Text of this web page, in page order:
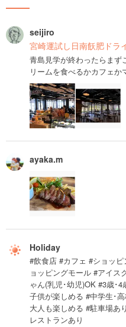
seijiro
宮崎運試し日南飫肥ドラ
青島見学が終わったらまず
リームを食べるかカフェか
ayaka.m
Holiday
#飲食店 #カフェ #ショッ
ョッピングモール #アイス
ゃん(乳児･幼児)OK #3歳･
子供が楽しめる #中学生･
大人も楽しめる #駐車場あ
レストランあり